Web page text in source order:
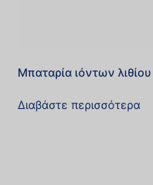
Μπαταρία ιόντων
Διαβάστε περισσότερα